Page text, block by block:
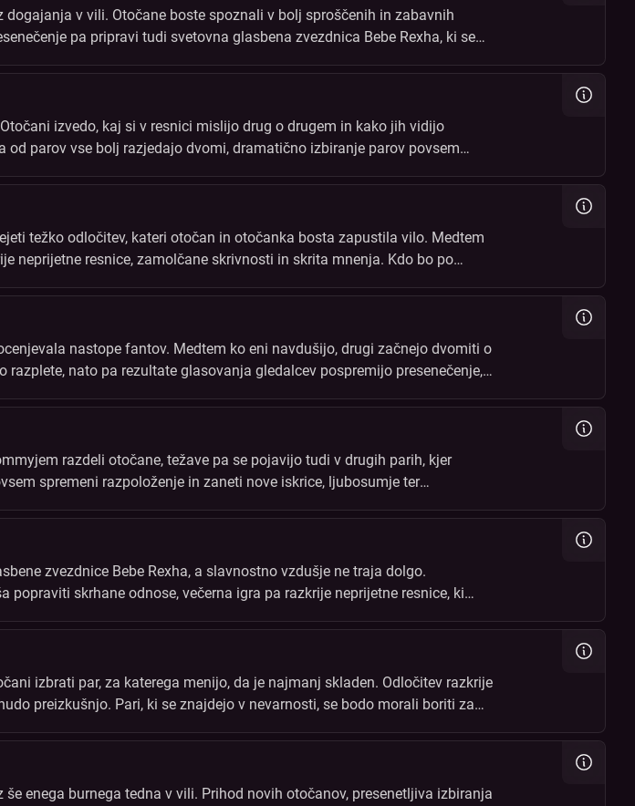
v vili. Otočane boste spoznali v bolj sproščenih in zabavnih
pa pripravi tudi svetovna glasbena zvezdnica Bebe Rexha, ki se
izvedo, kaj si v resnici mislijo drug o drugem in kako jih vidijo
od parov vse bolj razjedajo dvomi, dramatično izbiranje parov povsem
težko odločitev, kateri otočan in otočanka bosta zapustila vilo. Medtem
neprijetne resnice, zamolčane skrivnosti in skrita mnenja. Kdo bo po
nastope fantov. Medtem ko eni navdušijo, drugi začnejo dvomiti o
nato pa rezultate glasovanja gledalcev pospremijo presenečenje,
razdeli otočane, težave pa se pojavijo tudi v drugih parih, kjer
spremeni razpoloženje in zaneti nove iskrice, ljubosumje ter
zvezdnice Bebe Rexha, a slavnostno vzdušje ne traja dolgo.
skrhane odnose, večerna igra pa razkrije neprijetne resnice, ki
izbrati par, za katerega menijo, da je najmanj skladen. Odločitev razkrije
preizkušnjo. Pari, ki se znajdejo v nevarnosti, se bodo morali boriti za
enega burnega tedna v vili. Prihod novih otočanov, presenetljiva izbiranja